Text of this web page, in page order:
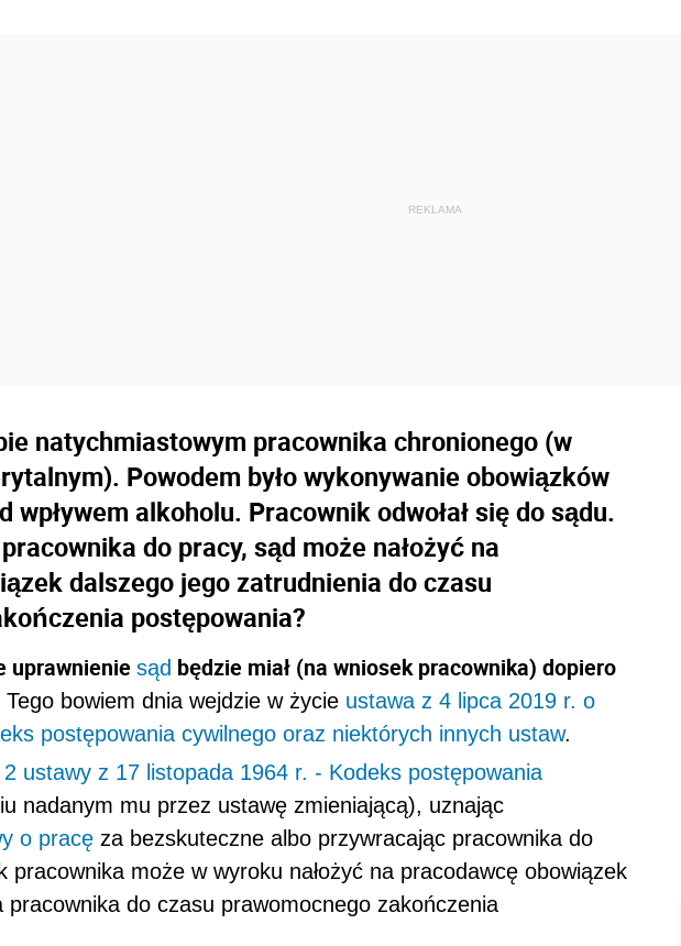
natychmiastowym pracownika chronionego (w
Powodem było wykonywanie obowiązków
wpływem alkoholu. Pracownik odwołał się do sądu.
do pracy, sąd może nałożyć na
dalszego jego zatrudnienia do czasu
postępowania?
uprawnienie sąd będzie miał (na wniosek pracownika) dopiero
Tego bowiem dnia wejdzie w życie ustawa z 4 lipca 2019 r. o
postępowania cywilnego oraz niektórych innych ustaw.
2 ustawy z 17 listopada 1964 r. - Kodeks postępowania
nadanym mu przez ustawę zmieniającą), uznając
o pracę za bezskuteczne albo przywracając pracownika do
pracownika może w wyroku nałożyć na pracodawcę obowiązek
pracownika do czasu prawomocnego zakończenia